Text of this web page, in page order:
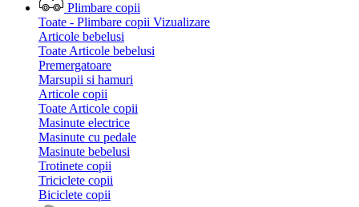
Plimbare copii
Toate - Plimbare copii Vizualizare
Articole bebelusi
Toate Articole bebelusi
Premergatoare
Marsupii si hamuri
Articole copii
Toate Articole copii
Masinute electrice
Masinute cu pedale
Masinute bebelusi
Trotinete copii
Triciclete copii
Biciclete copii